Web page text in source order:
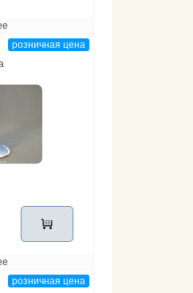
розничная цена
розничная цена